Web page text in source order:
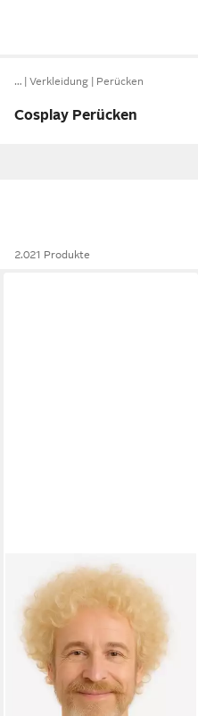
… Verkleidung Perücken
Cosplay Perücken
2.021 Produkte